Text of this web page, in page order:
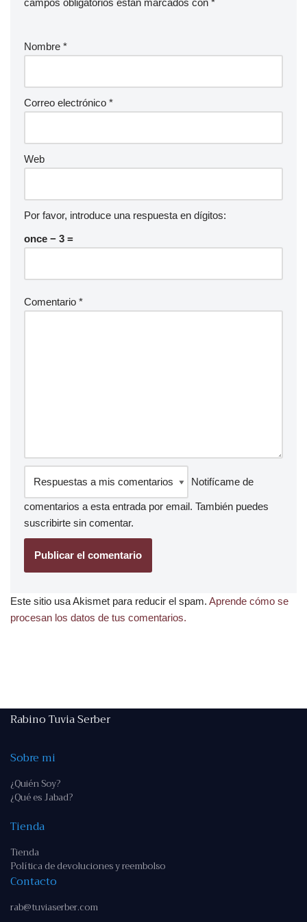
campos obligatorios están marcados con *
Nombre *
Correo electrónico *
Web
Por favor, introduce una respuesta en dígitos:
once − 3 =
Comentario *
Notifícame de
comentarios a esta entrada por email. También puedes
suscribirte sin comentar.
Este sitio usa Akismet para reducir el spam. Aprende cómo se
procesan los datos de tus comentarios.
Rabino Tuvia Serber
Sobre mi
¿Quién Soy?
¿Qué es Jabad?
Tienda
Tienda
Política de devoluciones y reembolso
Contacto
rab@tuviaserber.com